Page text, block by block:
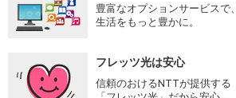
豊富なオプションサービスで、
生活をもっと豊かに。
フレッツ光は安心
信頼のおけるNTTが提供する